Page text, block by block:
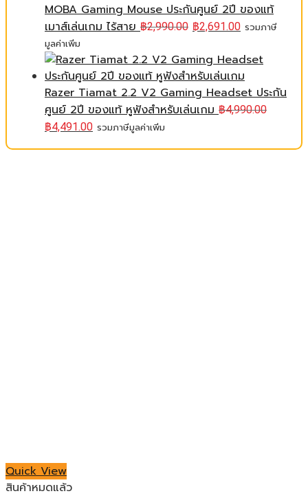
MOBA Gaming Mouse ประกันศูนย์ 2ปี ของแท้
เมาส์เล่นเกม ไร้สาย ฿2,990.00 ฿2,691.00 รวมภาษี
มูลค่าเพิ่ม
Razer Tiamat 2.2 V2 Gaming Headset ประกัน
ศูนย์ 2ปี ของแท้ หูฟังสำหรับเล่นเกม ฿4,990.00
฿4,491.00 รวมภาษีมูลค่าเพิ่ม
Quick View
สินค้าหมดแล้ว